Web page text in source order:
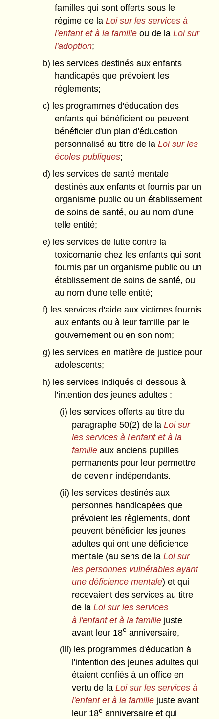
familles qui sont offerts sous le
régime de laLoi sur les services à
l'enfant et à la familleou de laLoi sur
l'adoption;
b) les services destinés aux enfants
handicapés que prévoient les
règlements;
c) les programmes d'éducation des
enfants qui bénéficient ou peuvent
bénéficier d'un plan d'éducation
personnalisé au titre de la Loi sur les
écoles publiques;
d) les services de santé mentale
destinés aux enfants et fournis par un
organisme public ou un établissement
de soins de santé, ou au nom d'une
telle entité;
e) les services de lutte contre la
toxicomanie chez les enfants qui sont
fournis par un organisme public ou un
établissement de soins de santé, ou
au nom d'une telle entité;
f) les services d'aide aux victimes fournis
aux enfants ou à leur famille par le
gouvernement ou en son nom;
g) les services en matière de justice pour
adolescents;
h) les services indiqués ci-dessous à
l'intention des jeunes adultes :
(i) les services offerts au titre du
paragraphe 50(2) de la Loi sur
les services à l'enfant et à la
familleaux anciens pupilles
permanents pour leur permettre
de devenir indépendants,
(ii) les services destinés aux
personnes handicapées que
prévoient les règlements, dont
peuvent bénéficier les jeunes
adultes qui ont une déficience
mentale (au sens de laLoi sur
les personnes vulnérables ayant
une déficience mentale) et qui
recevaient des services au titre
de laLoi sur les services
à l'enfant et à la famillejuste
avant leur 18eanniversaire,
(iii) les programmes d'éducation à
l'intention des jeunes adultes qui
étaient confiés à un office en
vertu de laLoi sur les services à
l'enfant et à la famillejuste avant
leur 18eanniversaire et qui